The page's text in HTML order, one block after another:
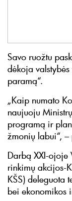
Savo ruožtu
dėkoja
paramą“.
„Kaip numato
naujuoju
programą ir
žmonių labui“,
Darbą XXI-ojoje
rinkimų akcijos-
KŠS) deleguota
bei ekonomikos